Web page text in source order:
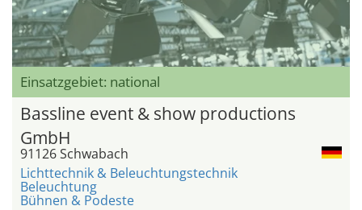
Einsatzgebiet: national
Bassline event & show productions
GmbH
91126 Schwabach
Lichttechnik & Beleuchtungstechnik
Beleuchtung
Bühnen & Podeste